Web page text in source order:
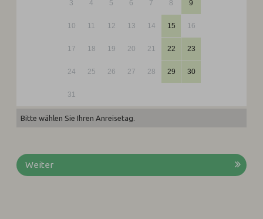
3 4 5 6 7 8 9
10 11 12 13 14 15 16
17 18 19 20 21 22 23
24 25 26 27 28 29 30
31
Bitte wählen Sie Ihren Anreisetag.
Weiter